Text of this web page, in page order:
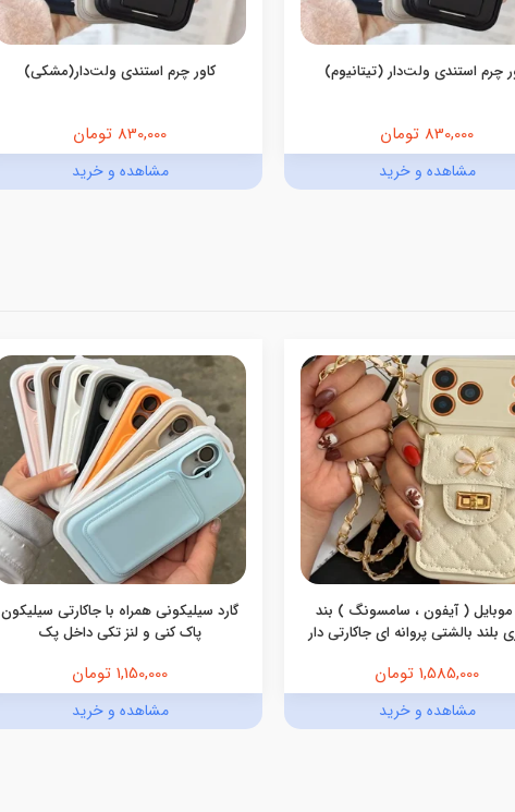
چرم استندی ولت‌دار (تیتانیوم)
830,000 تومان
مشاهده و خرید
کاور چرم استندی ولت‌دار(مشکی)
830,000 تومان
مشاهده و خرید
( آیفون ، سامسونگ ) بند
بلند بالشتی پروانه ای جاکارتی دار
1,585,000 تومان
مشاهده و خرید
گارد سیلیکونی همراه با جاکارتی سیلیکون
پاک کنی و لنز تکی داخل پک
1,150,000 تومان
مشاهده و خرید